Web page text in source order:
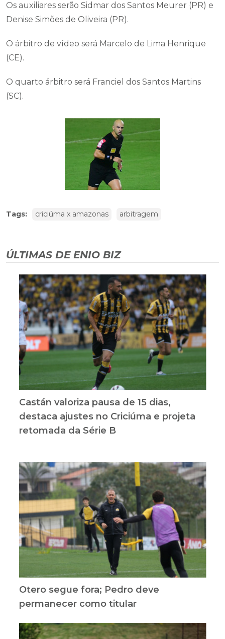
Os auxiliares serão Sidmar dos Santos Meurer (PR) e
Denise Simões de Oliveira (PR).
O árbitro de vídeo será Marcelo de Lima Henrique
(CE).
O quarto árbitro será Franciel dos Santos Martins
(SC).
Tags: criciúma x amazonas arbitragem
ÚLTIMAS DE ENIO BIZ
Castán valoriza pausa de 15 dias,
destaca ajustes no Criciúma e projeta
retomada da Série B
Otero segue fora; Pedro deve
permanecer como titular